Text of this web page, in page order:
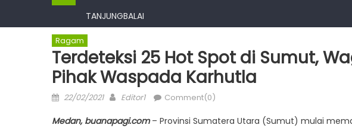
TANJUNGBALAI
Ragam
Terdeteksi 25 Hot Spot di Sumut,
Pihak Waspada Karhutla
Posted
22/02/2021 Author
Editor1 Comment(0)
Medan, buanapagi.com– Provinsi Sumatera Utara (Sumut) mulai